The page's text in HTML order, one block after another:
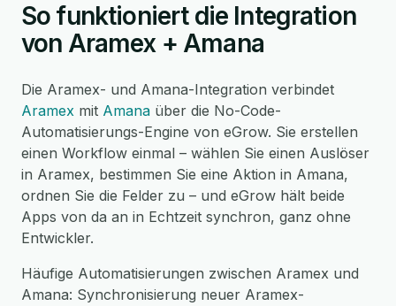
So funktioniert die Integration
von Aramex + Amana
Die Aramex- und Amana-Integration verbindet
Aramex mit Amana über die No-Code-
Automatisierungs-Engine von eGrow. Sie erstellen
einen Workflow einmal – wählen Sie einen Auslöser
in Aramex, bestimmen Sie eine Aktion in Amana,
ordnen Sie die Felder zu – und eGrow hält beide
Apps von da an in Echtzeit synchron, ganz ohne
Entwickler.
Häufige Automatisierungen zwischen Aramex und
Amana: Synchronisierung neuer Aramex-